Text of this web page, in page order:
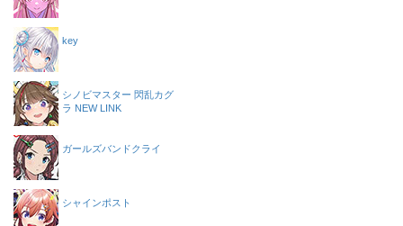
key
シノビマスター 閃乱カグ
ラ NEW LINK
ガールズバンドクライ
シャインポスト